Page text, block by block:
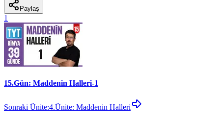
Paylaş
1
15.Gün: Maddenin Halleri-1
Sonraki Ünite:4.Ünite: Maddenin Halleri